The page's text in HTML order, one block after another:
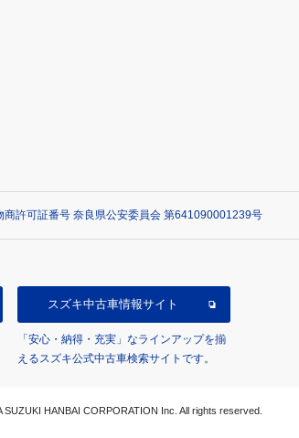
商許可証番号 奈良県公安委員会 第641090001239号
スズキ中古車情報サイト
「安心・納得・充実」なラインアップを揃
えるスズキ公式中古車検索サイトです。
SUZUKI HANBAI CORPORATION Inc. All rights reserved.